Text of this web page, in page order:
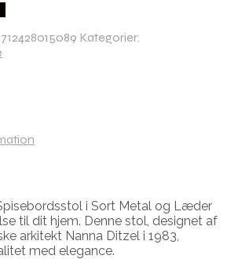
Kategorier:
i Sort Metal og Læder
til dit hjem. Denne stol, designet af
arkitekt Nanna Ditzel i 1983,
med elegance.